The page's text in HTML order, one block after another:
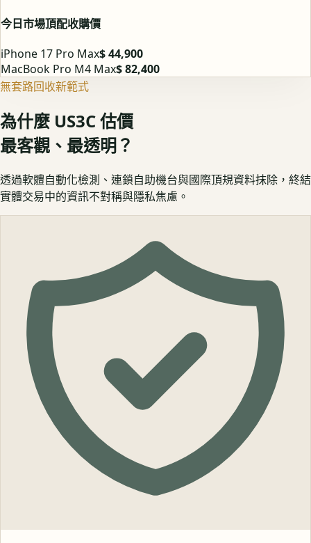
今日市場頂配收購價
iPhone 17 Pro Max$ 44,900
MacBook Pro M4 Max$ 82,400
無套路回收新範式
為什麼 US3C 估價
最客觀、最透明？
透過軟體自動化檢測、連鎖自助機台與國際頂規資料抹除，終結
實體交易中的資訊不對稱與隱私焦慮。